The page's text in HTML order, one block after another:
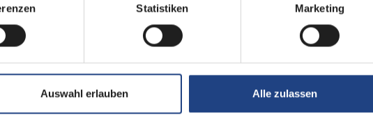
Statistiken Marketing
Auswahl erlauben Alle zulassen